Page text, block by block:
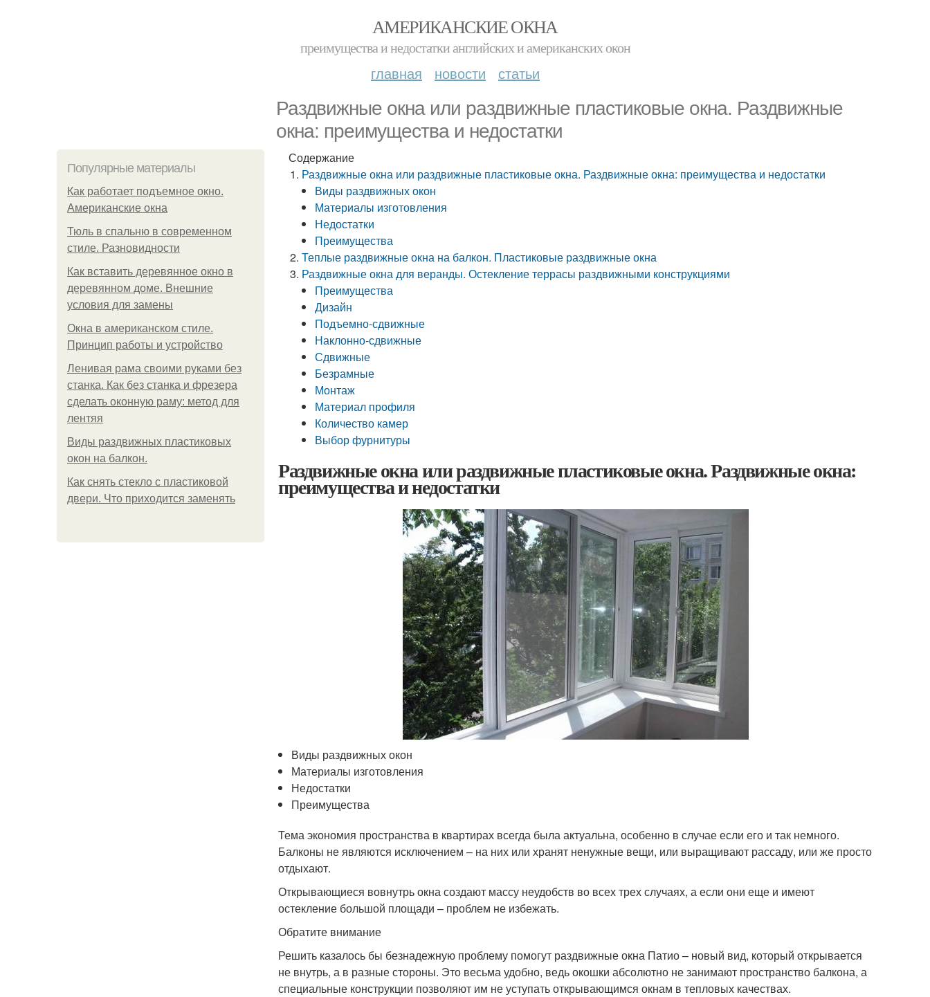
АМЕРИКАНСКИЕ ОКНА
преимущества и недостатки английских и американских окон
главная новости статьи
Раздвижные окна или раздвижные пластиковые окна. Раздвижные
окна: преимущества и недостатки
Популярные материалы
Как работает подъемное окно.
Американские окна
Тюль в спальню в современном
стиле. Разновидности
Как вставить деревянное окно в
деревянном доме. Внешние
условия для замены
Окна в американском стиле.
Принцип работы и устройство
Ленивая рама своими руками без
станка. Как без станка и фрезера
сделать оконную раму: метод для
лентяя
Виды раздвижных пластиковых
окон на балкон.
Как снять стекло с пластиковой
двери. Что приходится заменять
Содержание
Раздвижные окна или раздвижные пластиковые окна. Раздвижные окна: преимущества и недостатки
Виды раздвижных окон
Материалы изготовления
Недостатки
Преимущества
Теплые раздвижные окна на балкон. Пластиковые раздвижные окна
Раздвижные окна для веранды. Остекление террасы раздвижными конструкциями
Преимущества
Дизайн
Подъемно-сдвижные
Наклонно-сдвижные
Сдвижные
Безрамные
Монтаж
Материал профиля
Количество камер
Выбор фурнитуры
Раздвижные окна или раздвижные пластиковые окна. Раздвижные окна:
преимущества и недостатки
Виды раздвижных окон
Материалы изготовления
Недостатки
Преимущества
Тема экономия пространства в квартирах всегда была актуальна, особенно в случае если его и так немного.
Балконы не являются исключением – на них или хранят ненужные вещи, или выращивают рассаду, или же просто
отдыхают.
Открывающиеся вовнутрь окна создают массу неудобств во всех трех случаях, а если они еще и имеют
остекление большой площади – проблем не избежать.
Обратите внимание
Решить казалось бы безнадежную проблему помогут раздвижные окна Патио – новый вид, который открывается
не внутрь, а в разные стороны. Это весьма удобно, ведь окошки абсолютно не занимают пространство балкона, а
специальные конструкции позволяют им не уступать открывающимся окнам в тепловых качествах.